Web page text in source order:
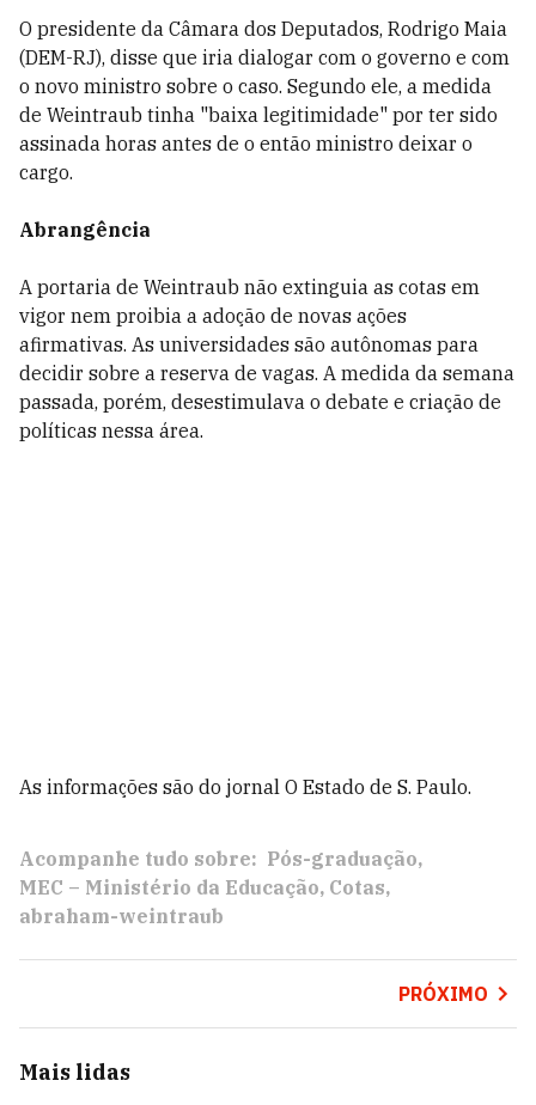
O presidente da Câmara dos Deputados, Rodrigo Maia
(DEM-RJ), disse que iria dialogar com o governo e com
o novo ministro sobre o caso. Segundo ele, a medida
de Weintraub tinha "baixa legitimidade" por ter sido
assinada horas antes de o então ministro deixar o
cargo.
Abrangência
A portaria de Weintraub não extinguia as cotas em
vigor nem proibia a adoção de novas ações
afirmativas. As universidades são autônomas para
decidir sobre a reserva de vagas. A medida da semana
passada, porém, desestimulava o debate e criação de
políticas nessa área.
As informações são do jornal O Estado de S. Paulo.
Acompanhe tudo sobre: Pós-graduação
MEC – Ministério da Educação Cotas
abraham-weintraub
PRÓXIMO
Mais lidas